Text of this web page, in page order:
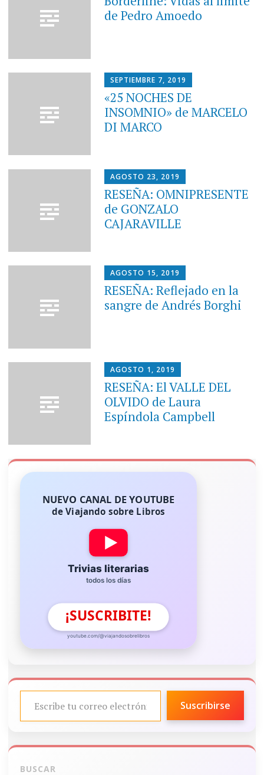
de Pedro Amoedo
SEPTIEMBRE 7, 2019
«25 NOCHES DE
INSOMNIO» de MARCELO
DI MARCO
AGOSTO 23, 2019
RESEÑA: OMNIPRESENTE
de GONZALO
CAJARAVILLE
AGOSTO 15, 2019
RESEÑA: Reflejado en la
sangre de Andrés Borghi
AGOSTO 1, 2019
RESEÑA: El VALLE DEL
OLVIDO de Laura
Espíndola Campbell
NUEVO CANAL DE YOUTUBE
de Viajando sobre Libros
Trivias literarias
todos los días
¡SUSCRIBITE!
youtube.com/@viajandosobrelibros
ESCRIBE TU CORREO ELECTRÓNICO…
Suscribirse
BUSCAR